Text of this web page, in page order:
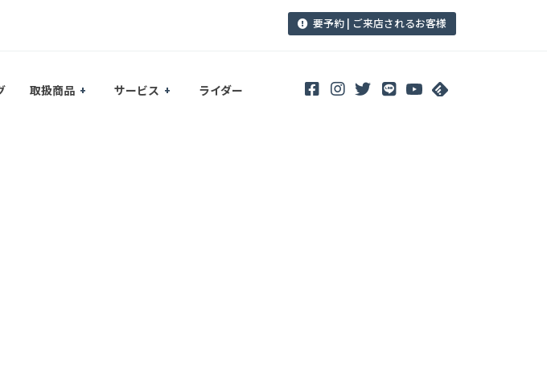
要予約 | ご来店されるお客様
取扱商品 サービス ライダー